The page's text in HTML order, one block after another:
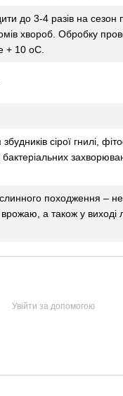
до 3-4 разів на сезон
хвороб. Обробку
+ 10 оС.
сірої гнилі,
походження –
а також у
Увійти за допомогою